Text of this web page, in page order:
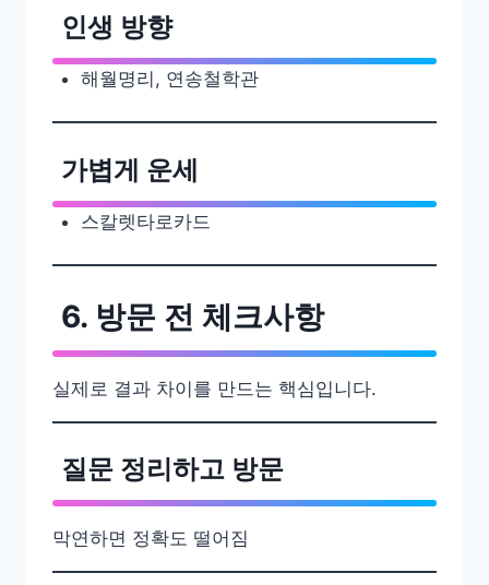
인생 방향
해월명리, 연송철학관
가볍게 운세
스칼렛타로카드
6. 방문 전 체크사항
실제로 결과 차이를 만드는 핵심입니다.
질문 정리하고 방문
막연하면 정확도 떨어짐